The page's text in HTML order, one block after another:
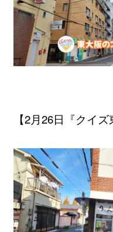
【2月26日『クイ